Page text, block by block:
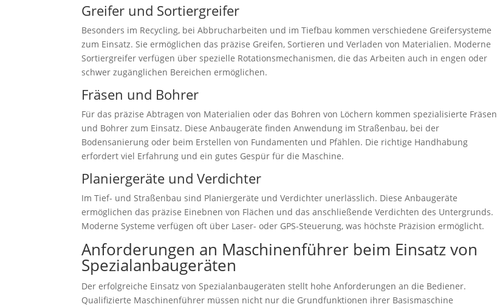
Greifer und Sortiergreifer
Besonders im Recycling, bei Abbrucharbeiten und im Tiefbau kommen verschiedene Greifersysteme
zum Einsatz. Sie ermöglichen das präzise Greifen, Sortieren und Verladen von Materialien. Moderne
Sortiergreifer verfügen über spezielle Rotationsmechanismen, die das Arbeiten auch in engen oder
schwer zugänglichen Bereichen ermöglichen.
Fräsen und Bohrer
Für das präzise Abtragen von Materialien oder das Bohren von Löchern kommen spezialisierte Fräsen
und Bohrer zum Einsatz. Diese Anbaugeräte finden Anwendung im Straßenbau, bei der
Bodensanierung oder beim Erstellen von Fundamenten und Pfählen. Die richtige Handhabung
erfordert viel Erfahrung und ein gutes Gespür für die Maschine.
Planiergeräte und Verdichter
Im Tief- und Straßenbau sind Planiergeräte und Verdichter unerlässlich. Diese Anbaugeräte
ermöglichen das präzise Einebnen von Flächen und das anschließende Verdichten des Untergrunds.
Moderne Systeme verfügen oft über Laser- oder GPS-Steuerung, was höchste Präzision ermöglicht.
Anforderungen an Maschinenführer beim Einsatz von
Spezialanbaugeräten
Der erfolgreiche Einsatz von Spezialanbaugeräten stellt hohe Anforderungen an die Bediener.
Qualifizierte Maschinenführer müssen nicht nur die Grundfunktionen ihrer Basismaschine